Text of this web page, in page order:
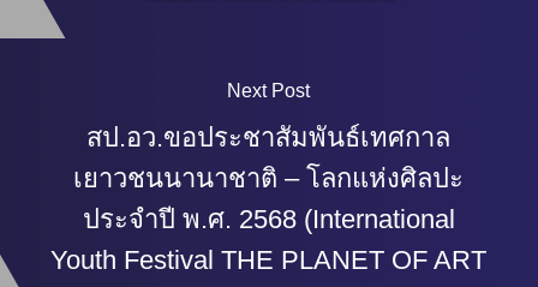
Next Post
สป.อว.ขอประชาสัมพันธ์เทศกาล
เยาวชนนานาชาติ – โลกแห่งศิลปะ
ประจำปี พ.ศ. 2568 (International
Youth Festival THE PLANET OF ART